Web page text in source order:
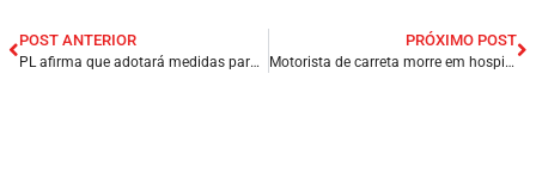
POST ANTERIOR
PL afirma que adotará medidas para garantir contestações judiciais ‘sem sofrer retaliações’.
PRÓXIMO POST
Motorista de carreta morre em hospital após acidente na região metropolitana de Maceió/AL.